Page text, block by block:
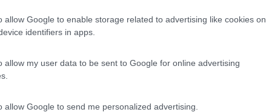
allow Google to enable storage related to advertising like cookies on
identifiers in apps.
allow my user data to be sent to Google for online advertising
allow Google to send me personalized advertising.